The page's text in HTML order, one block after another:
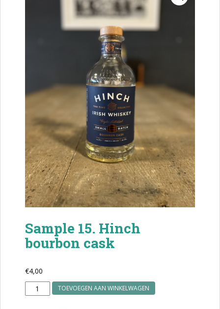
Sample 15. Hinch
bourbon cask
€4,00
Sample
15.
TOEVOEGEN AAN WINKELWAGEN